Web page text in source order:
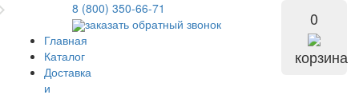
Главная
Каталог
Доставка
и
8 (800) 350-66-71
заказать обратный звонок
0
корзина